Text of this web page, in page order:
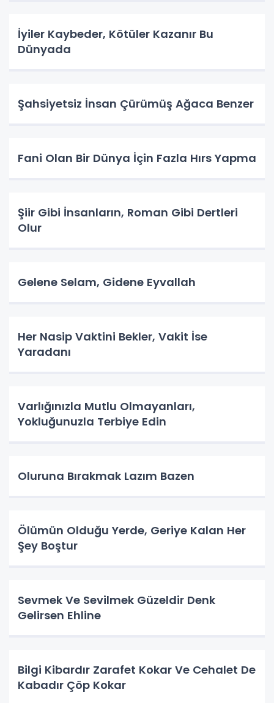
İyiler Kaybeder, Kötüler Kazanır Bu
Dünyada
Şahsiyetsiz İnsan Çürümüş Ağaca Benzer
Fani Olan Bir Dünya İçin Fazla Hırs Yapma
Şiir Gibi İnsanların, Roman Gibi Dertleri
Olur
Gelene Selam, Gidene Eyvallah
Her Nasip Vaktini Bekler, Vakit İse
Yaradanı
Varlığınızla Mutlu Olmayanları,
Yokluğunuzla Terbiye Edin
Oluruna Bırakmak Lazım Bazen
Ölümün Olduğu Yerde, Geriye Kalan Her
Şey Boştur
Sevmek Ve Sevilmek Güzeldir Denk
Gelirsen Ehline
Bilgi Kibardır Zarafet Kokar Ve Cehalet De
Kabadır Çöp Kokar